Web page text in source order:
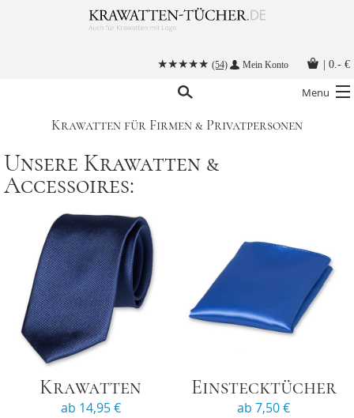
(54) Mein Konto 0.- €
Menu
Alle Accessoires
Stoffmasken
Krawatten mit Logo
Krawatte binden
Anleitungen
Kontakt
Krawatten für Firmen & Privatpersonen
Unsere Krawatten &
Accessoires:
Krawatten
ab 14,95 €
Einstecktücher
ab 7,50 €